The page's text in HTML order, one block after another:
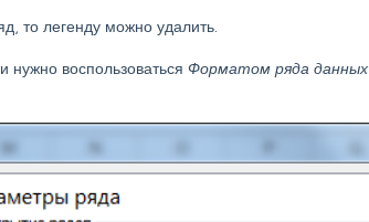
то легенду можно удалить.
нужно воспользоваться Форматом ряда данных